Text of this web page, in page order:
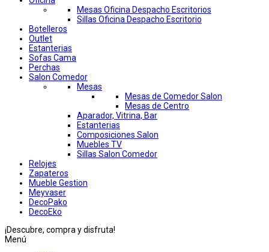
Mesas Oficina Despacho Escritorios
Sillas Oficina Despacho Escritorio
Botelleros
Outlet
Estanterias
Sofas Cama
Perchas
Salon Comedor
Mesas
Mesas de Comedor Salon
Mesas de Centro
Aparador, Vitrina, Bar
Estanterias
Composiciones Salon
Muebles TV
Sillas Salon Comedor
Relojes
Zapateros
Mueble Gestion
Meyvaser
DecoPako
DecoEko
¡Descubre, compra y disfruta!
Menú